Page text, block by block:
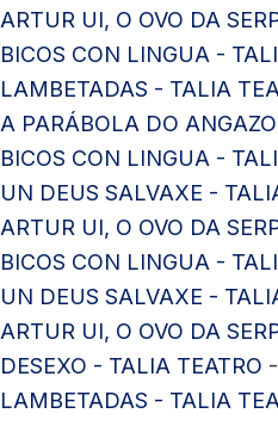
ARTUR UI, O OVO DA
BICOS CON LINGUA -
LAMBETADAS - TALIA
A PARÁBOLA DO
BICOS CON LINGUA -
UN DEUS SALVAXE -
ARTUR UI, O OVO DA
BICOS CON LINGUA -
UN DEUS SALVAXE -
ARTUR UI, O OVO DA
DESEXO - TALIA TEATRO
LAMBETADAS - TALIA